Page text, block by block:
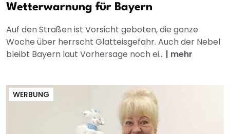
Wetterwarnung für Bayern
Auf den Straßen ist Vorsicht geboten, die ganze
Woche über herrscht Glatteisgefahr. Auch der Nebel
bleibt Bayern laut Vorhersage noch ei... | mehr
WERBUNG